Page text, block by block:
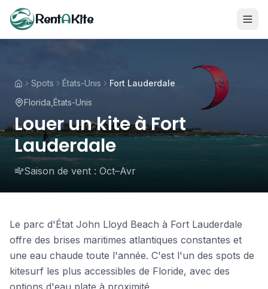
RentAKite
Spots États-Unis
Fort Lauderdale
Florida États-Unis
Louer un kite à Fort
Lauderdale
Saison de vent : Oct–Avr
Le parc d'État John Lloyd Beach à Fort Lauderdale
offre des brises maritimes atlantiques constantes et
une eau chaude toute l'année. C'est l'un des spots de
kitesurf les plus accessibles de Floride, avec des
options d'eau plate à proximité.